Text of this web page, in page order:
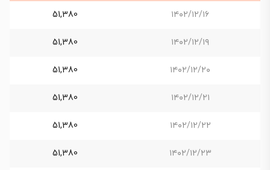
۱۴۰۲/۱۲/۱۶ 51,380
۱۴۰۲/۱۲/۱۹ 51,380
۱۴۰۲/۱۲/۲۰ 51,380
۱۴۰۲/۱۲/۲۱ 51,380
۱۴۰۲/۱۲/۲۲ 51,380
۱۴۰۲/۱۲/۲۳ 51,380